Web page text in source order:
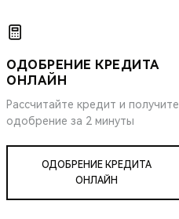
ОДОБРЕНИЕ КРЕДИТА
ОНЛАЙН
Рассчитайте кредит и получите
одобрение за 2 минуты
ОДОБРЕНИЕ КРЕДИТА
ОНЛАЙН